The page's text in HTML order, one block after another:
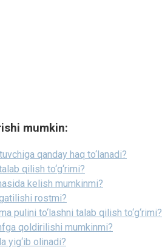
mumkin:
qanday haq to‘lanadi?
qilish to‘g‘rimi?
kelish mumkinmi?
rostmi?
pulini to‘lashni talab qilish to‘g‘rimi?
qoldirilishi mumkinmi?
yig‘ib olinadi?